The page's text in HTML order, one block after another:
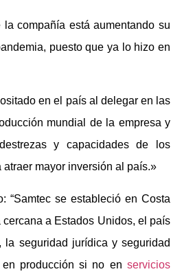
compañía está aumentando su
puesto que ya lo hizo en
en el país al delegar en las
mundial de la empresa y
y capacidades de los
mayor inversión al país.»
“Samtec se estableció en Costa
a Estados Unidos, el país
seguridad jurídica y seguridad
producción si no en servicios